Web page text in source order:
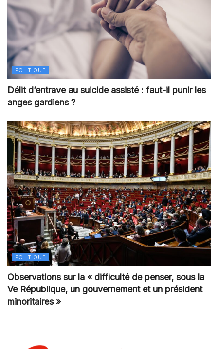
POLITIQUE
Délit d’entrave au suicide assisté : faut-il punir les
anges gardiens ?
POLITIQUE
Observations sur la « difficulté de penser, sous la
Ve République, un gouvernement et un président
minoritaires »